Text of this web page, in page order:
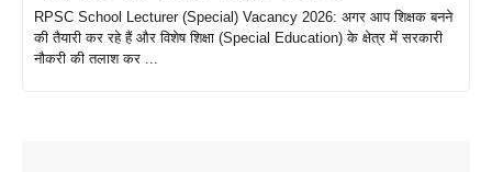
RPSC School Lecturer (Special) Vacancy 2026: अगर आप शिक्षक बनने
की तैयारी कर रहे हैं और विशेष शिक्षा (Special Education) के क्षेत्र में सरकारी
नौकरी की तलाश कर ...